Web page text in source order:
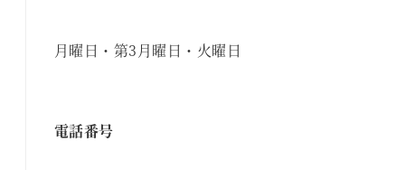
月曜日・第3月曜日・火曜日
電話番号